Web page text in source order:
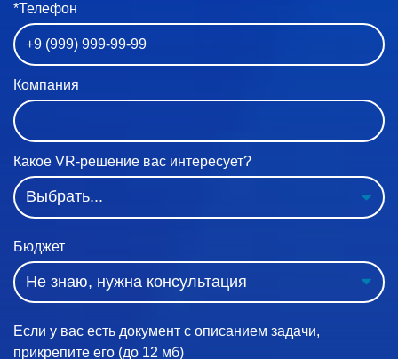
*Телефон
Компания
Какое VR-решение вас интересует?
Бюджет
Если у вас есть документ с описанием задачи,
прикрепите его (до 12 мб)